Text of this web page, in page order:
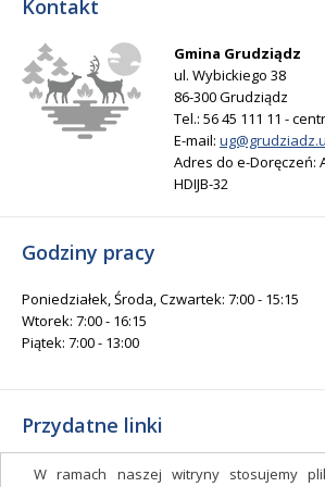
W ramach naszej witryny stosujemy
Kontakt
Gmina Grudziądz
ul. Wybickiego 38
86-300 Grudziądz
Tel.: 56 45 111 11 -
E-mail:
Adres do e-Doręczeń:
HDIJB-32
Godziny pracy
Poniedziałek, Środa, Czwartek: 7:00 - 15:15
Wtorek: 7:00 - 16:15
Piątek: 7:00 - 13:00
Przydatne linki
Gminny Ośrodek Kultury i Sportu